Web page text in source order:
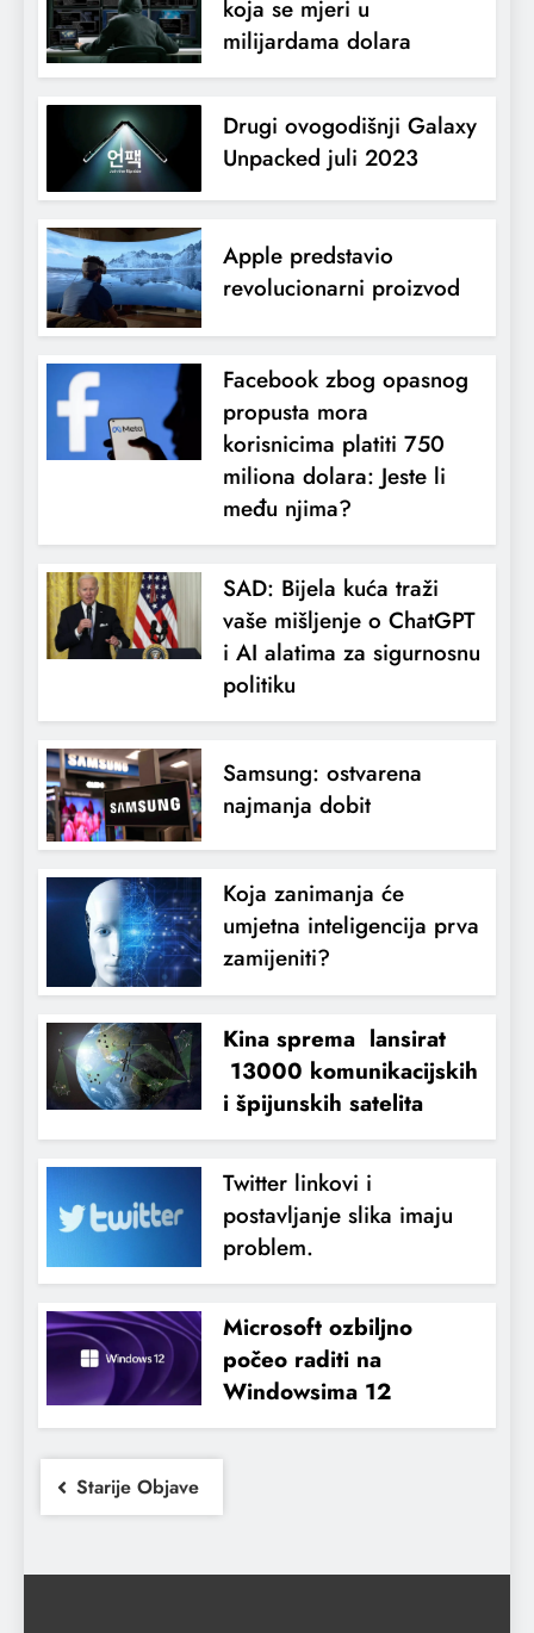
koja se mjeri u
milijardama dolara
Drugi ovogodišnji Galaxy
Unpacked juli 2023
Apple predstavio
revolucionarni proizvod
Facebook zbog opasnog
propusta mora
korisnicima platiti 750
miliona dolara: Jeste li
među njima?
SAD: Bijela kuća traži
vaše mišljenje o ChatGPT
i AI alatima za sigurnosnu
politiku
Samsung: ostvarena
najmanja dobit
Koja zanimanja će
umjetna inteligencija prva
zamijeniti?
Kina sprema lansirat
13000 komunikacijskih
i špijunskih satelita
Twitter linkovi i
postavljanje slika imaju
problem.
Microsoft ozbiljno
počeo raditi na
Windowsima 12
Starije Objave